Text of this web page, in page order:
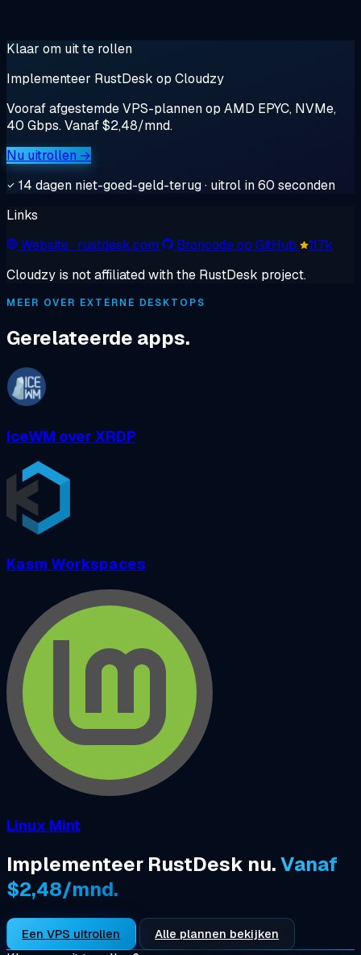
Klaar om uit te rollen
Implementeer RustDesk op Cloudzy
Vooraf afgestemde VPS-plannen op AMD EPYC, NVMe,
40 Gbps. Vanaf $2,48/mnd.
Nu uitrollen →
14 dagen niet-goed-geld-terug · uitrol in 60 seconden
Links
Website· rustdesk.com Broncode op GitHub
117k
Cloudzy is not affiliated with the RustDesk project.
MEER OVER EXTERNE DESKTOPS
Gerelateerde apps.
IceWM over XRDP
Kasm Workspaces
Linux Mint
Implementeer RustDesk nu.Vanaf
$2,48/mnd.
Een VPS uitrollen Alle plannen bekijken